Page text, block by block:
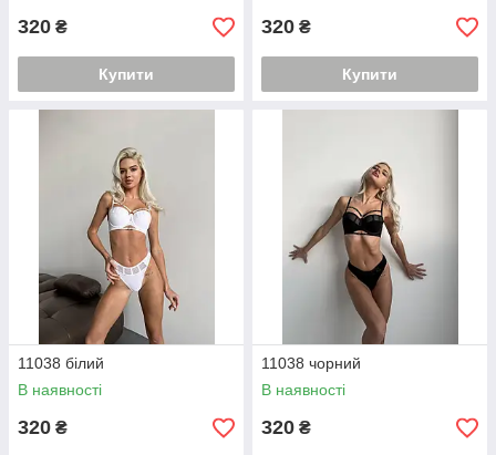
320 ₴
Купити
320 ₴
Купити
11038 білий
В наявності
320 ₴
11038 чорний
В наявності
320 ₴